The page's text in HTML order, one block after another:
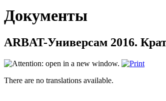
Документы
ARBAT-Универсам 2016.
There are no translations available.